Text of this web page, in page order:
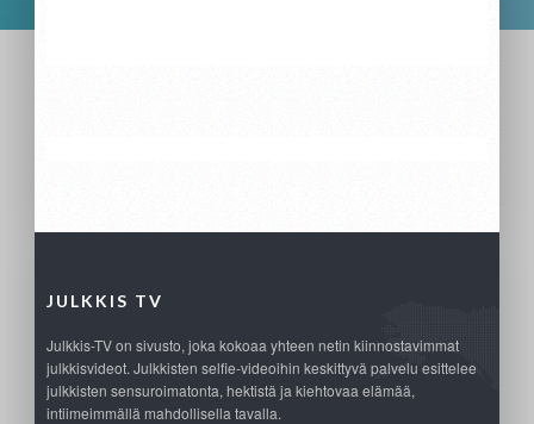
JULKKIS TV
Julkkis-TV on sivusto, joka kokoaa yhteen netin kiinnostavimmat
julkkisvideot. Julkkisten selfie-videoihin keskittyvä palvelu esittelee
julkkisten sensuroimatonta, hektistä ja kiehtovaa elämää,
intiimeimmällä mahdollisella tavalla.